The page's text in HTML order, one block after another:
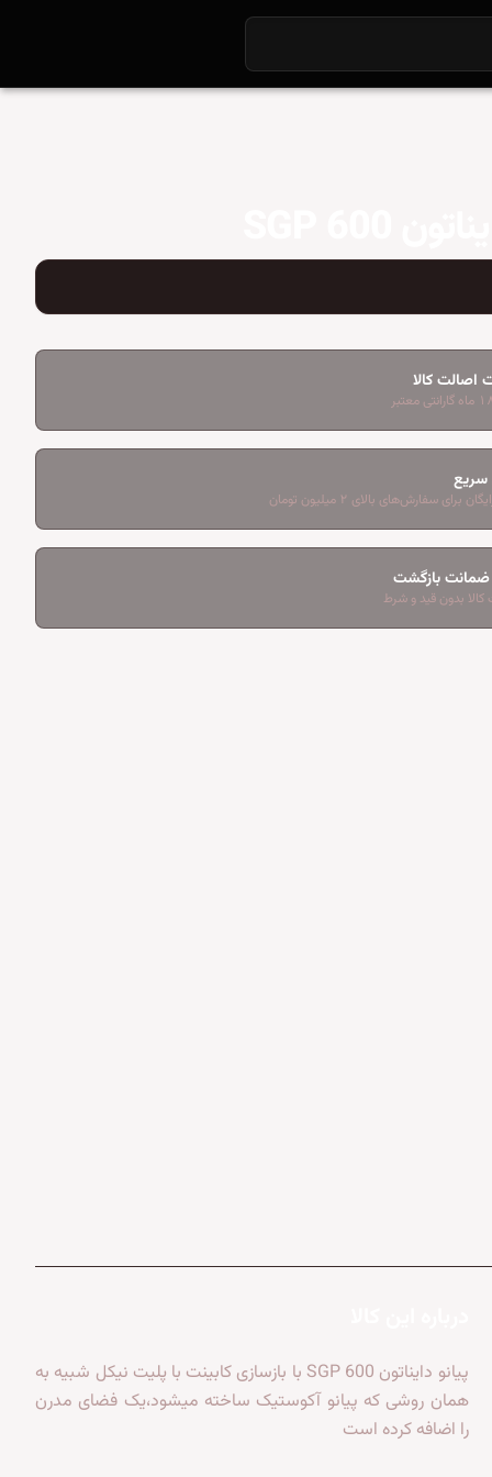
اصالت کالا
سریع
برای سفارش‌های بالای ۲ میلیون تومان
کالا بدون قید و شرط
پیانو دایناتون SGP 600 با بازسازی کابینت با پلیت نیکل شبیه به
همان روشی که پیانو آکوستیک ساخته میشود،یک فضای مدرن
را اضافه کرده است